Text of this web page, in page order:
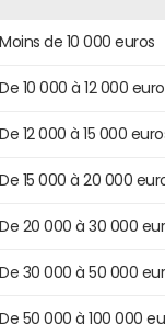
Moins de 10 000 euros
De 10 000 à 12 000
De 12 000 à 15 000
De 15 000 à 20 000
De 20 000 à 30 000
De 30 000 à 50 000
De 50 000 à 100 000